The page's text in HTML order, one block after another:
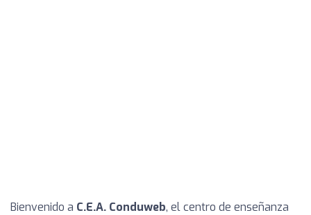
Bienvenido a C.E.A. Conduweb, el centro de enseñanza